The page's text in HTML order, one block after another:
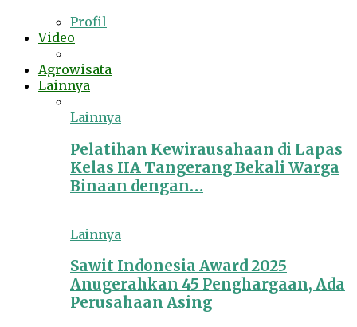
Profil
Video
Agrowisata
Lainnya
Lainnya
Pelatihan Kewirausahaan di Lapas
Kelas IIA Tangerang Bekali Warga
Binaan dengan…
Lainnya
Sawit Indonesia Award 2025
Anugerahkan 45 Penghargaan, Ada
Perusahaan Asing